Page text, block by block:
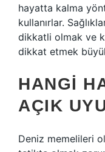
hayatta kalma
kullanırlar.
dikkatli olmak ve
dikkat etmek
HANGI
AÇIK
Deniz memelileri